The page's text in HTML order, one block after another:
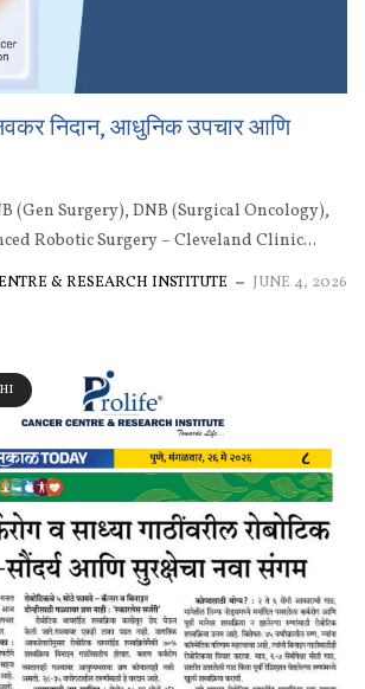
निदान, आधुनिक उपचार आणि
(Gen Surgery), DNB (Surgical Oncology),
Robotic Surgery – Cleveland Clinic...
& RESEARCH INSTITUTE JUNE 4, 2026